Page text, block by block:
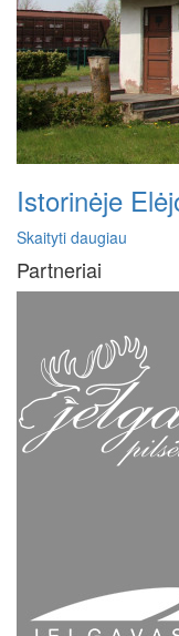
Istorinėje
Skaityti daugiau
Partneriai